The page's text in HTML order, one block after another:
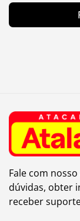
Fale com
dúvidas, obter
receber